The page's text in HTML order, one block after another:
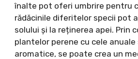
înalte pot oferi umbrire pentru
rădăcinile diferitelor specii pot
solului și la reținerea apei. Prin
plantelor perene cu cele anuale
aromatice, se poate crea un